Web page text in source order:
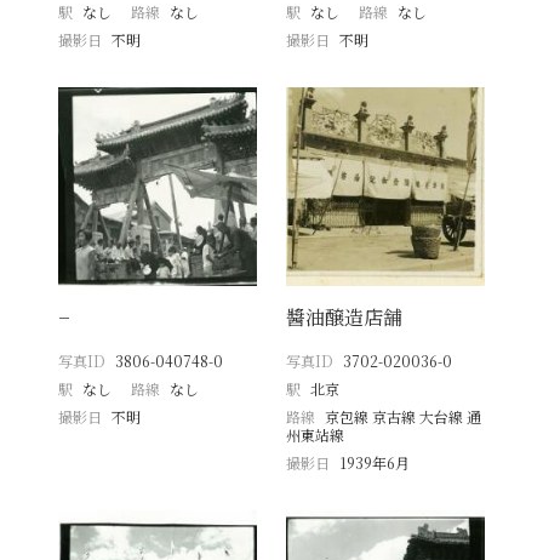
駅 なし 路線 なし
撮影日
不明
駅 なし 路線 なし
撮影日 不明
−
写真ID 3806-040748-0
駅 なし 路線 なし
撮影日
不明
醬油醸造店舗
写真ID 3702-020036-0
駅 北京
路線 京包線 京古線 大台線 通
州東站線
撮影日
1939年6月